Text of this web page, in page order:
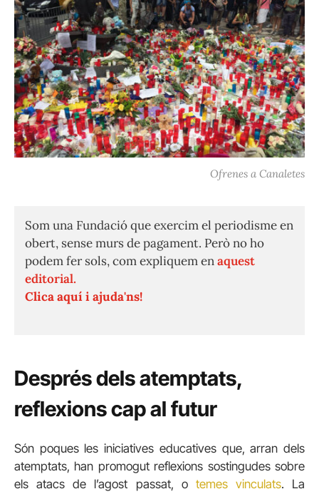
Ofrenes a Canaletes
Som una Fundació que exercim el periodisme en
obert, sense murs de pagament. Però no ho
podem fer sols, com expliquem enaquest
editorial.
Clica aquí i ajuda'ns!
Després dels atemptats,
reflexions cap al futur
Són poques les iniciatives educatives que, arran dels
atemptats, han promogut reflexions sostingudes sobre
els atacs de l’agost passat, o temes vinculats. La